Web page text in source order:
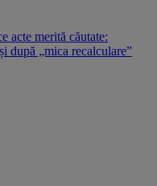
acte merită căutate:
după „mica recalculare”